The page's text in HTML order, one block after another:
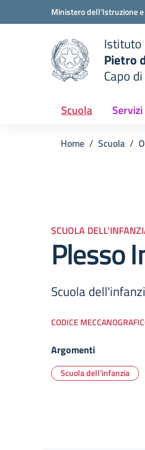
Vai ai contenuti
Vai al menu di navigazione
Ministero dell'Istruzione
scuola
Istituto
Pietro
Capo
Scuola Servizi
Home Scuola
SCUOLA
Plesso
Scuola
CODICE
Argomenti
Scuola dell'infanzia